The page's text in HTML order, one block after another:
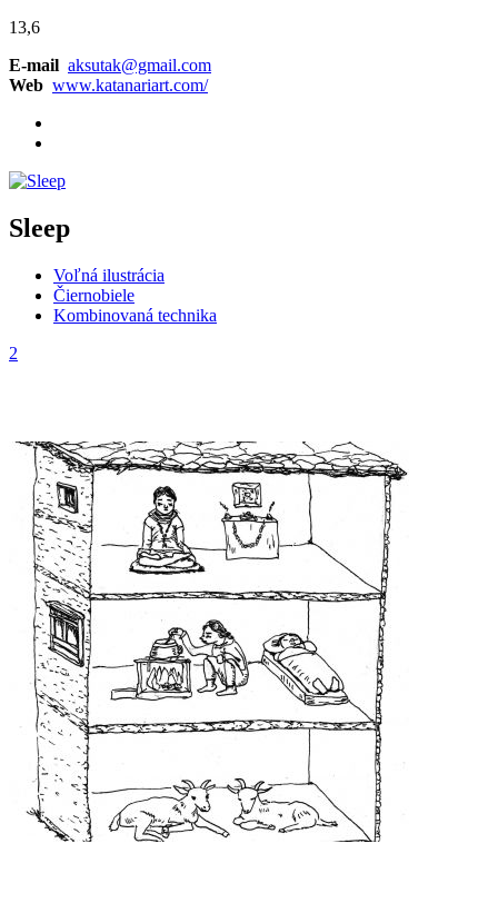
13,6
E-mail aksutak@gmail.com
Web www.katanariart.com/
Sleep
Voľná ilustrácia
Čiernobiele
Kombinovaná technika
2